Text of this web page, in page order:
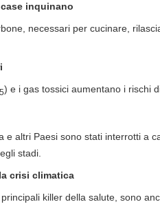
inquinano
necessari per cucinare,
) e i gas tossici aumentano i rischi
e altri Paesi sono stati interrotti a
stadi.
crisi climatica
killer della salute, sono